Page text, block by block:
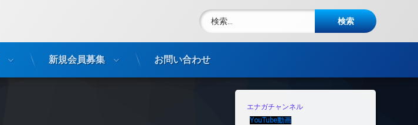
電話番号:
検索:
新規会員募集 お問い合わせ
エナガチャンネル
YouTube動画